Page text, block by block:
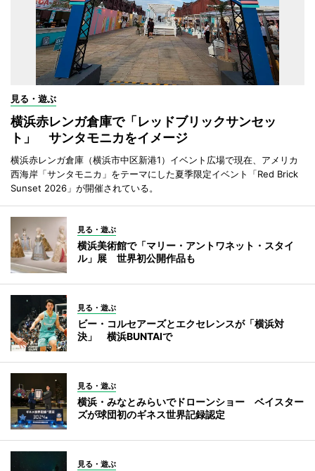
見る・遊ぶ
横浜赤レンガ倉庫で「レッドブリックサンセッ
ト」 サンタモニカをイメージ
横浜赤レンガ倉庫（横浜市中区新港1）イベント広場で現在、アメリカ
西海岸「サンタモニカ」をテーマにした夏季限定イベント「Red Brick
Sunset 2026」が開催されている。
見る・遊ぶ
横浜美術館で「マリー・アントワネット・スタイ
ル」展 世界初公開作品も
見る・遊ぶ
ビー・コルセアーズとエクセレンスが「横浜対
決」 横浜BUNTAIで
見る・遊ぶ
横浜・みなとみらいでドローンショー ベイスター
ズが球団初のギネス世界記録認定
見る・遊ぶ